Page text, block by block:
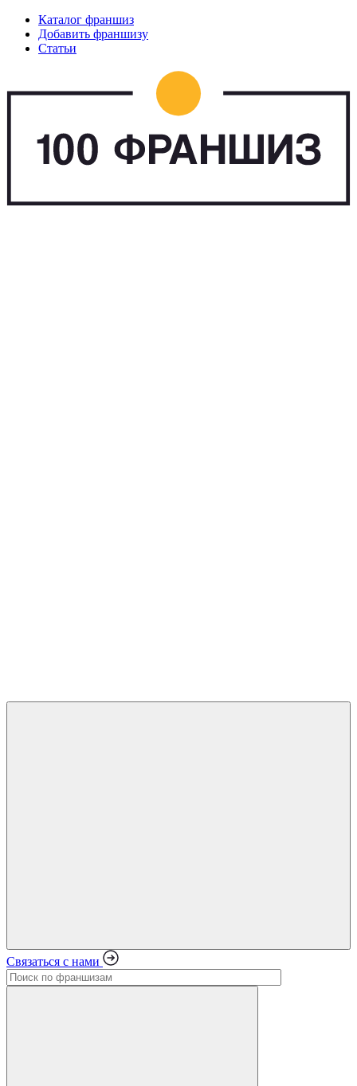
Каталог франшиз
Добавить франшизу
Статьи
Связаться с нами